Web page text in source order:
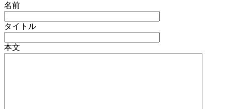
名前
タイトル
本文